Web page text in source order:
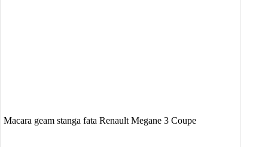
Macara geam stanga fata Renault Megane 3 Coupe